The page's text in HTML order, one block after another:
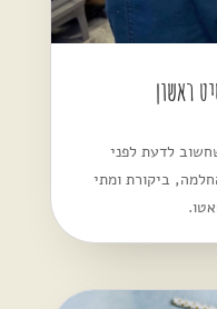
ראשון
לדעת לפני
ביקורת ומתי